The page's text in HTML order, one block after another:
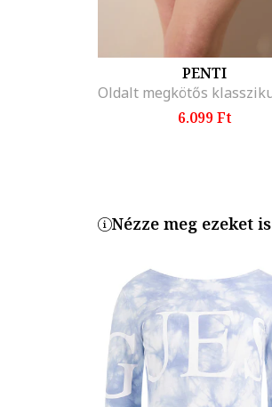
PENTI
6.099 Ft
Nézze meg ezeket is